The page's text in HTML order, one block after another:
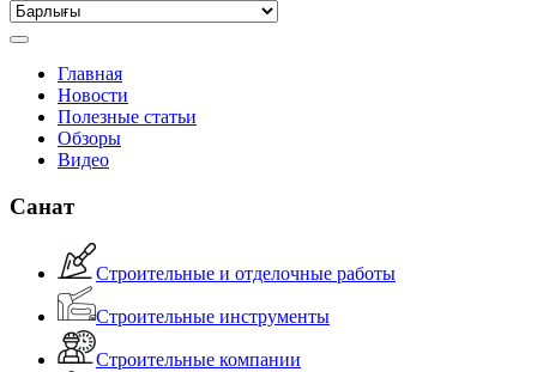
Главная
Новости
Полезные статьи
Обзоры
Видео
Санат
Строительные и отделочные работы
Строительные инструменты
Строительные компании